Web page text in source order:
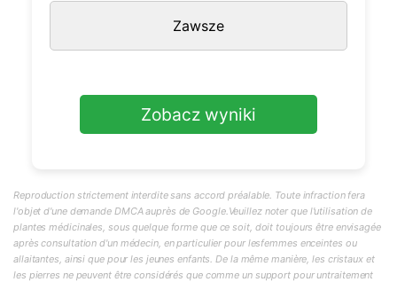
Zawsze
Zobacz wyniki
Reproduction strictement interdite sans accord préalable. Toute infraction fera
l'objet d'une demande DMCA auprès de Google.Veuillez noter que l'utilisation de
plantes médicinales, sous quelque forme que ce soit, doit toujours être envisagée
après consultation d'un médecin, en particulier pour lesfemmes enceintes ou
allaitantes, ainsi que pour les jeunes enfants. De la même manière, les cristaux et
les pierres ne peuvent être considérés que comme un support pour untraitement